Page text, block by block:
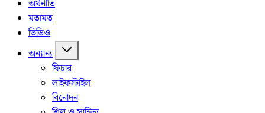
অর্থনীতি
মতামত
ভিডিও
অন্যান্য
ফিচার
লাইফস্টাইল
বিনোদন